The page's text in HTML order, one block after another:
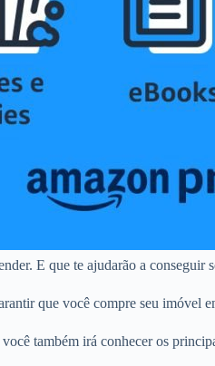
E que te ajudarão a
que você compre seu imóvel
também irá conhecer os